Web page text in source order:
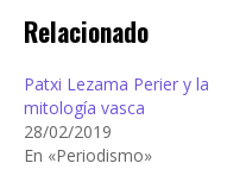
Relacionado
Patxi Lezama Perier y la
mitología vasca
28/02/2019
En «Periodismo»